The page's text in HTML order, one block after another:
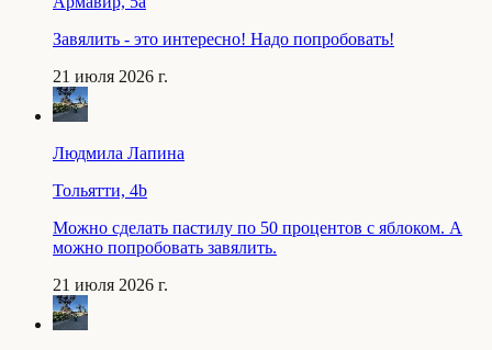
Завялить - это интересно! Надо попробовать!
21 июля 2026 г.
Людмила Лапина
Тольятти, 4b
Можно сделать пастилу по 50 процентов с яблоком. А
можно попробовать завялить.
21 июля 2026 г.